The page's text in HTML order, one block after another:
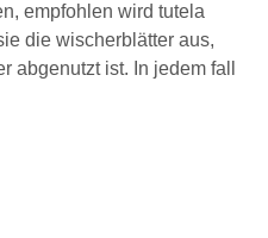
empfohlen wird tutela
die wischerblätter aus,
abgenutzt ist. In jedem fall